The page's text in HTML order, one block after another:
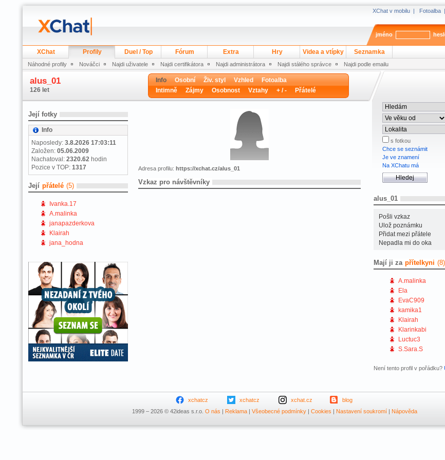
XChat v mobilu | Fotoalba
jméno
XChat Profily Duel / Top Fórum Extra Hry Videa a vtípky Seznamka
Náhodné profily Nováčci Najdi uživatele Najdi certifikátora Najdi administrátora Najdi stálého správce Najdi podle emailu
alus_01
126 let
Info Osobní Živ. styl Vzhled
Fotoalba
Intimně
Zájmy Osobnost Vztahy + / - Přátelé
Její fotky
Info
Naposledy: 3.8.2026 17:03:11
Založen: 05.06.2009
Nachatoval: 2320.62 hodin
Pozice v TOP: 1317
Její přátelé (5)
Ivanka.17
A.malinka
janapazderkova
Klairah
jana_hodna
Adresa profilu: https://xchat.cz/alus_01
Vzkaz pro návštěvníky
s fotkou
Chce se seznámit
Je ve znamení
Na XChatu má
alus_01
Pošli vzkaz
Ulož poznámku
Přidat mezi přátele
Nepadla mi do oka
Mají ji za přítelkyni (8)
A.malinka
Ela
EvaC909
kamika1
Klairah
Klarinkabi
Luctuc3
S.Sara.S
Není tento profil v pořádku?
xchatcz xchatcz xchat.cz
blog
1999 – 2026 © 42ideas s.r.o. O nás | Reklama| Všeobecné podmínky| Cookies | Nastavení soukromí| Nápověda